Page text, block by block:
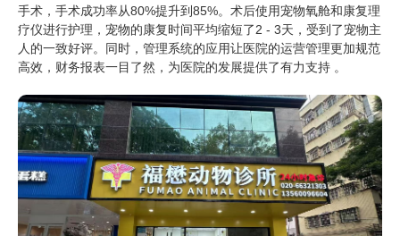
手术，手术成功率从80%提升到85%。术后使用宠物氧舱和康复理
疗仪进行护理，宠物的康复时间平均缩短了2 - 3天，受到了宠物主
人的一致好评。同时，管理系统的应用让医院的运营管理更加规范
高效，财务报表一目了然，为医院的发展提供了有力支持 。